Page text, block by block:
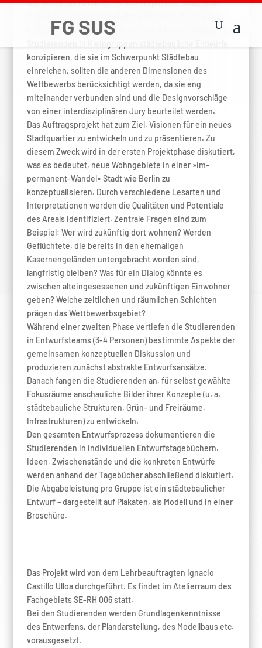
Der Wettbewerb hat sechs Schwerpunkte: Städtebau,
konstruktiver Ingenieurbau und freie Kunst. Obgleich die
konzipieren, die sie im Schwerpunkt Städtebau
einreichen, sollten die anderen Dimensionen des
Wettbewerbs berücksichtigt werden, da sie eng
miteinander verbunden sind und die Designvorschläge
von einer interdisziplinären Jury beurteilet werden.
Das Auftragsprojekt hat zum Ziel, Visionen für ein neues
Stadtquartier zu entwickeln und zu präsentieren. Zu
diesem Zweck wird in der ersten Projektphase diskutiert,
was es bedeutet, neue Wohngebiete in einer »im-
permanent-Wandel« Stadt wie Berlin zu
konzeptualisieren. Durch verschiedene Lesarten und
Interpretationen werden die Qualitäten und Potentiale
des Areals identifiziert. Zentrale Fragen sind zum
Beispiel: Wer wird zukünftig dort wohnen? Werden
Geflüchtete, die bereits in den ehemaligen
Kasernengeländen untergebracht worden sind,
langfristig bleiben? Was für ein Dialog könnte es
zwischen alteingesessenen und zukünftigen Einwohner
geben? Welche zeitlichen und räumlichen Schichten
prägen das Wettbewerbsgebiet?
Während einer zweiten Phase vertiefen die Studierenden
in Entwurfsteams (3-4 Personen) bestimmte Aspekte der
gemeinsamen konzeptuellen Diskussion und
produzieren zunächst abstrakte Entwurfsansätze.
Danach fangen die Studierenden an, für selbst gewählte
Fokusräume anschauliche Bilder ihrer Konzepte (u. a.
städtebauliche Strukturen, Grün- und Freiräume,
Infrastrukturen) zu entwickeln.
Den gesamten Entwurfsprozess dokumentieren die
Studierenden in individuellen Entwurfstagebüchern.
Ideen, Zwischenstände und die konkreten Entwürfe
werden anhand der Tagebücher abschließend diskutiert.
Die Abgabeleistung pro Gruppe ist ein städtebaulicher
Entwurf – dargestellt auf Plakaten, als Modell und in einer
Broschüre.
Das Projekt wird von dem Lehrbeauftragten Ignacio
Castillo Ulloa durchgeführt. Es findet im Atelierraum des
Fachgebiets SE-RH 006 statt.
Bei den Studierenden werden Grundlagenkenntnisse
des Entwerfens, der Plandarstellung, des Modellbaus etc.
vorausgesetzt.